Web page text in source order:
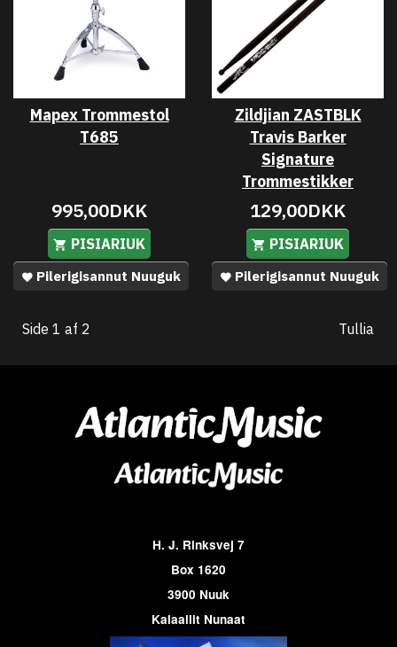
Mapex Trommestol
T685
995,00DKK
PISIARIUK
Pilerigisannut Nuuguk
Zildjian ZASTBLK
Travis Barker
Signature
Trommestikker
129,00DKK
PISIARIUK
Pilerigisannut Nuuguk
Side 1 af 2 Tullia
H. J. Rinksvej 7
Box 1620
3900 Nuuk
Kalaallit Nunaat